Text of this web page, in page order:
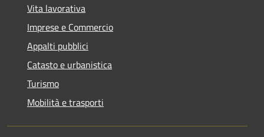
Vita lavorativa
Imprese e Commercio
Appalti pubblici
Catasto e urbanistica
Turismo
Mobilità e trasporti